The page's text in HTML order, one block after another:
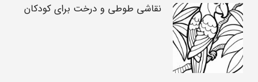
نقاشی طوطی و درخت برای کودکان